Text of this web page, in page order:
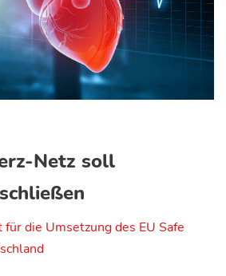
Netz soll
die Umsetzung des EU Safe